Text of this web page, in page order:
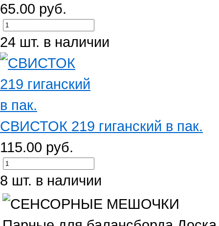
65.00 руб.
24 шт. в наличии
СВИСТОК 219 гиганский в пак.
115.00 руб.
8 шт. в наличии